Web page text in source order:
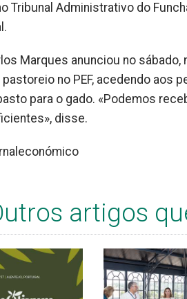
Tribunal Administrativo do
Marques anunciou no
no PEF, acedendo aos
para o gado. «Podemos
disse.
artigos